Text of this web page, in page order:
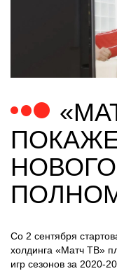
Со 2 сентября
холдинга «Матч ТВ»
игр сезонов за 2020-